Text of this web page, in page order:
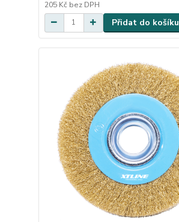
205 Kč bez DPH
Přidat do košíku